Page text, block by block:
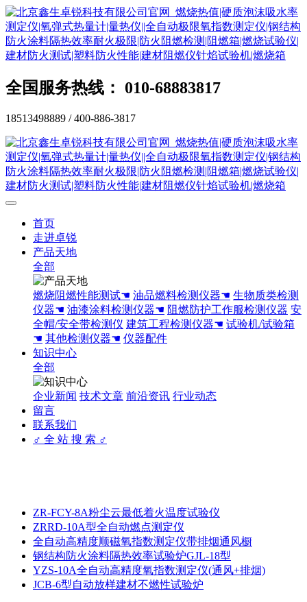
全国服务热线： 010-68883817
18513498889 / 400-886-3817
首页
走进卓锐
产品天地
全部
燃烧阻燃性能测试☚ 油品燃料检测仪器☚ 生物质类检测
仪器☚ 油漆涂料检测仪器☚ 阻燃防护工作服检测仪器 安
全帽/安全带检测仪 建筑工程检测仪器☚ 试验机/试验箱
☚ 其他检测仪器☚ 仪器配件
知识中心
全部
企业新闻 技术文章 前沿资讯 行业动态
留言
联系我们
♂ 全 站 搜 索 ♂
ZR-FCY-8A粉尘云最低着火温度试验仪
ZRRD-10A型全自动燃点测定仪
全自动高精度顺磁氧指数测定仪带排烟通风橱
钢结构防火涂料隔热效率试验炉GJL-18型
YZS-10A全自动高精度氧指数测定仪(通风+排烟)
JCB-6型自动放样建材不燃性试验炉